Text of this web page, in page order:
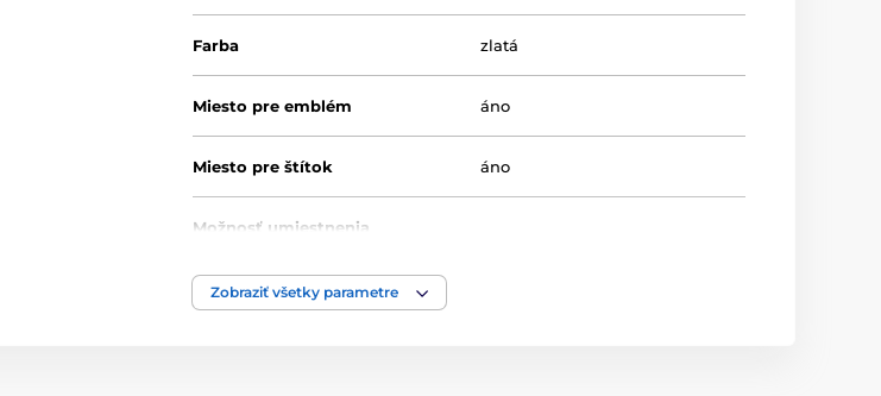
Farba zlatá
Miesto pre emblém áno
Miesto pre štítok áno
Možnosť umiestnenia
Priemer cm
Zobraziť všetky parametre